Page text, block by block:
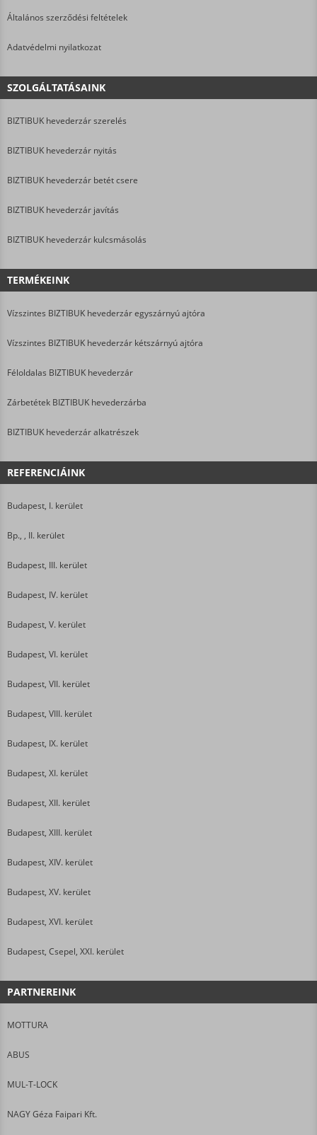
Általános szerződési feltételek
Adatvédelmi nyilatkozat
SZOLGÁLTATÁSAINK
BIZTIBUK hevederzár szerelés
BIZTIBUK hevederzár nyitás
BIZTIBUK hevederzár betét csere
BIZTIBUK hevederzár javítás
BIZTIBUK hevederzár kulcsmásolás
TERMÉKEINK
Vízszintes BIZTIBUK hevederzár egyszárnyú ajtóra
Vízszintes BIZTIBUK hevederzár kétszárnyú ajtóra
Féloldalas BIZTIBUK hevederzár
Zárbetétek BIZTIBUK hevederzárba
BIZTIBUK hevederzár alkatrészek
REFERENCIÁINK
Budapest, I. kerület
Bp., , II. kerület
Budapest, III. kerület
Budapest, IV. kerület
Budapest, V. kerület
Budapest, VI. kerület
Budapest, VII. kerület
Budapest, VIII. kerület
Budapest, IX. kerület
Budapest, XI. kerület
Budapest, XII. kerület
Budapest, XIII. kerület
Budapest, XIV. kerület
Budapest, XV. kerület
Budapest, XVI. kerület
Budapest, Csepel, XXI. kerület
PARTNEREINK
MOTTURA
ABUS
MUL-T-LOCK
NAGY Géza Faipari Kft.